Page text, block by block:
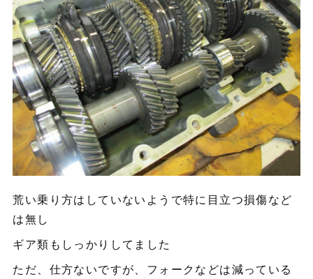
荒い乗り方はしていないようで特に目立つ損傷など
は無し
ギア類もしっかりしてました
ただ、仕方ないですが、フォークなどは減っている